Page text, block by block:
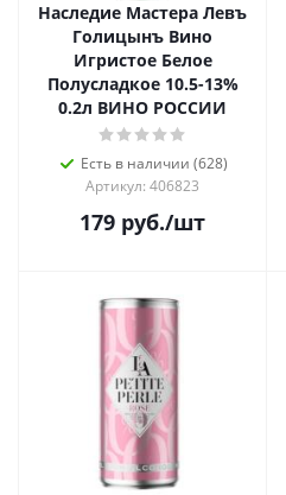
Наследие Мастера Левъ
Голицынъ Вино
Игристое Белое
Полусладкое 10.5-13%
0.2л ВИНО РОССИИ
Есть в наличии (628)
Артикул: 406823
179 руб./шт